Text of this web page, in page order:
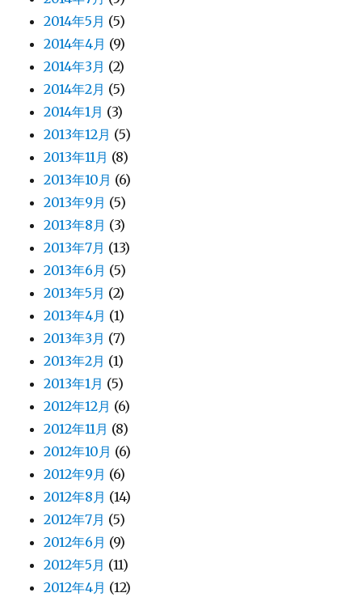
2014年5月 (5)
2014年4月 (9)
2014年3月 (2)
2014年2月 (5)
2014年1月 (3)
2013年12月 (5)
2013年11月 (8)
2013年10月 (6)
2013年9月 (5)
2013年8月 (3)
2013年7月 (13)
2013年6月 (5)
2013年5月 (2)
2013年4月 (1)
2013年3月 (7)
2013年2月 (1)
2013年1月 (5)
2012年12月 (6)
2012年11月 (8)
2012年10月 (6)
2012年9月 (6)
2012年8月 (14)
2012年7月 (5)
2012年6月 (9)
2012年5月 (11)
2012年4月 (12)